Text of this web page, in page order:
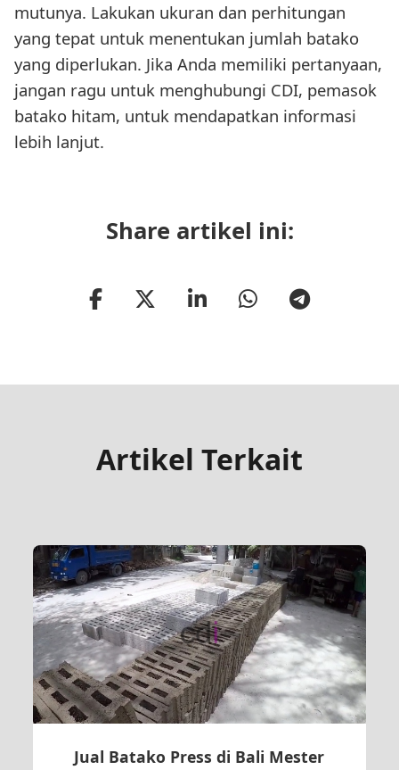
mutunya. Lakukan ukuran dan perhitungan
yang tepat untuk menentukan jumlah batako
yang diperlukan. Jika Anda memiliki pertanyaan,
jangan ragu untuk menghubungi CDI, pemasok
batako hitam, untuk mendapatkan informasi
lebih lanjut.
Share artikel ini:
Artikel Terkait
Jual Batako Press di Bali Mester